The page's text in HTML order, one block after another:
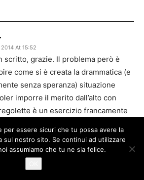
At 15:52
scritto, grazie. Il problema però è
come si è creata la drammatica (e
senza speranza) situazione
imporre il merito dall’alto con
è un esercizio francamente
presi provvedimenti verso chi ha
per decenni in modo tale da
per essere sicuri che tu possa avere la
sul nostro sito. Se continui ad utilizzare
assumiamo che tu ne sia felice.